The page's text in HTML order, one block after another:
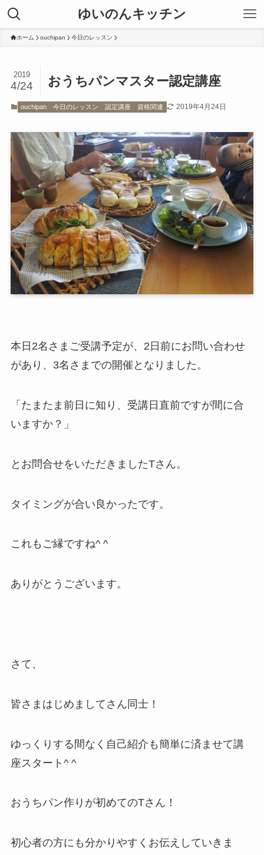
ゆいのんキッチン
ホーム ouchipan 今日のレッスン
おうちパンマスター認定講座
2019
4/24
ouchipan 今日のレッスン 認定講座 資格関連 2019年4月24日
本日2名さまご受講予定が、2日前にお問い合わせ
があり、3名さまでの開催となりました。
「たまたま前日に知り、受講日直前ですが間に合
いますか？」
とお問合せをいただきましたTさん。
タイミングが合い良かったです。
これもご縁ですね^ ^
ありがとうございます。
さて、
皆さまはじめましてさん同士！
ゆっくりする間なく自己紹介も簡単に済ませて講
座スタート^ ^
おうちパン作りが初めてのTさん！
初心者の方にも分かりやすくお伝えしていきま